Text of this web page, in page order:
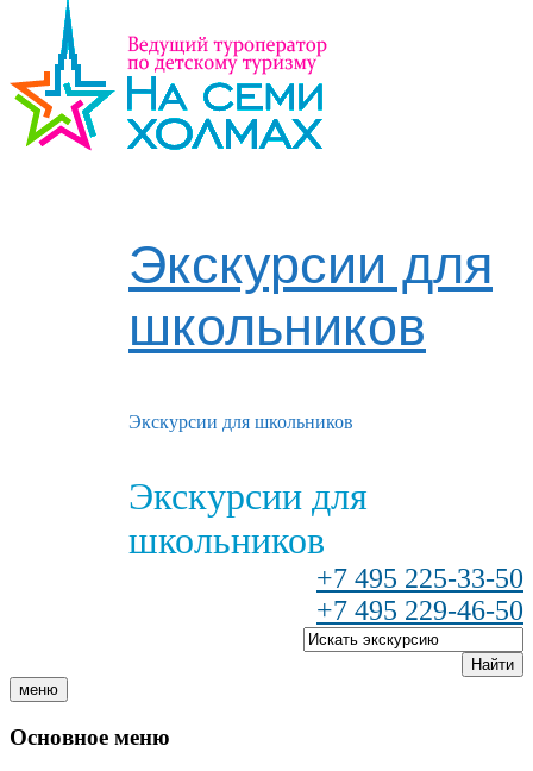
Экскурсии для
школьников
Экскурсии для школьников
Экскурсии для
школьников
+7 495 225-33-50
+7 495 229-46-50
Найти
меню
Основное меню